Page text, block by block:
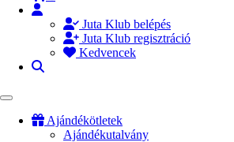
Juta Klub belépés
Juta Klub regisztráció
Kedvencek
Ajándékötletek
Ajándékutalvány